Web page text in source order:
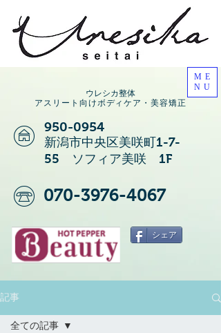
ウレシカ整体
アスリート向けボディケア・美容矯正
ME
NU
950-0954
新潟市中央区美咲町1-7-
55 ソフィア美咲 1F
070-3976-4067
シェア
記事
全ての記事